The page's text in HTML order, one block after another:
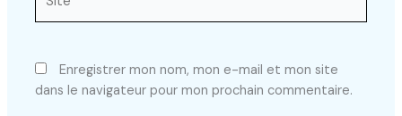
Enregistrer mon nom, mon e-mail et mon site
dans le navigateur pour mon prochain commentaire.